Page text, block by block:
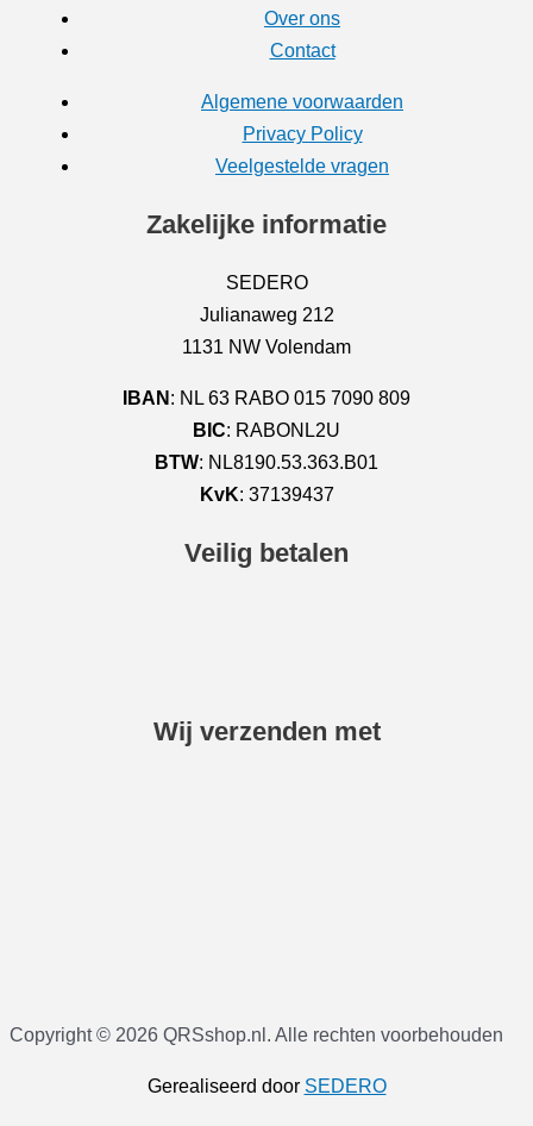
Over ons
Contact
Algemene voorwaarden
Privacy Policy
Veelgestelde vragen
Zakelijke informatie
SEDERO
Julianaweg 212
1131 NW Volendam
IBAN : NL 63 RABO 015 7090 809
BIC: RABONL2U
BTW: NL8190.53.363.B01
KvK: 37139437
Veilig betalen
Wij verzenden met
Copyright © 2026 QRSshop.nl. Alle rechten voorbehouden
Gerealiseerd door SEDERO